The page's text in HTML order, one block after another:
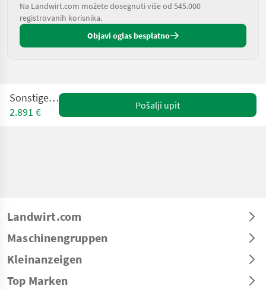
Na Landwirt.com možete dosegnuti više od 545.000
registrovanih korisnika.
Objavi oglas besplatno
Sonstige 1203
2.891 €
Pošalji upit
Landwirt.com
Maschinengruppen
Kleinanzeigen
Top Marken